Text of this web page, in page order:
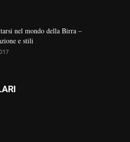
nel mondo della Birra –
e stili